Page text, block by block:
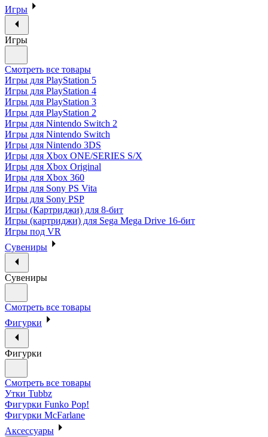
Игры
Игры
Смотреть все товары
Игры для PlayStation 5
Игры для PlayStation 4
Игры для PlayStation 3
Игры для PlayStation 2
Игры для Nintendo Switch 2
Игры для Nintendo Switch
Игры для Nintendo 3DS
Игры для Xbox ONE/SERIES S/X
Игры для Xbox Original
Игры для Xbox 360
Игры для Sony PS Vita
Игры для Sony PSP
Игры (Картриджи) для 8-бит
Игры (картриджи) для Sega Mega Drive 16-бит
Игры под VR
Сувениры
Сувениры
Смотреть все товары
Фигурки
Фигурки
Смотреть все товары
Утки Tubbz
Фигурки Funko Pop!
Фигурки McFarlane
Аксессуары